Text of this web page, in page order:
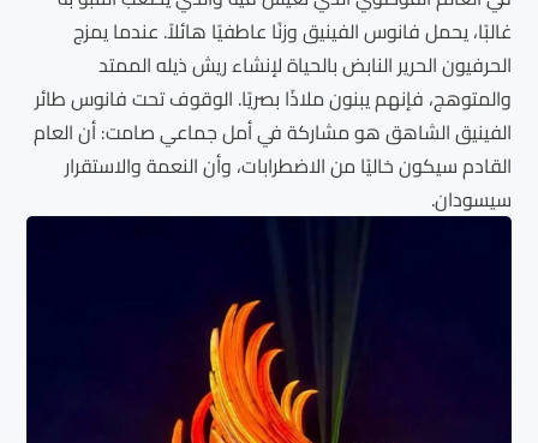
غالبًا، يحمل فانوس الفينيق وزنًا عاطفيًا هائلاً. عندما يمزج
الحرفيون الحرير النابض بالحياة لإنشاء ريش ذيله الممتد
والمتوهج، فإنهم يبنون ملاذًا بصريًا. الوقوف تحت فانوس طائر
الفينيق الشاهق هو مشاركة في أمل جماعي صامت: أن العام
القادم سيكون خاليًا من الاضطرابات، وأن النعمة والاستقرار
سيسودان.